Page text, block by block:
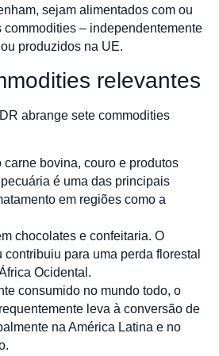
sejam alimentados com ou
commodities – independentemente
produzidos na UE.
relevantes
abrange sete commodities
carne bovina, couro e produtos
é uma das principais
em regiões como a
chocolates e confeitaria. O
para uma perda florestal
Ocidental.
consumido no mundo todo, o
leva à conversão de
na América Latina e no